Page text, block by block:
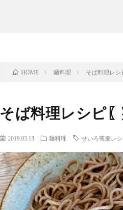
HOME 麺料理 そば料理レシ
そば料理レシピ
2019.03.13 麺料理 せいろ蕎麦レ